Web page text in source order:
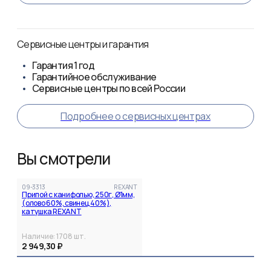
Сервисные центры и гарантия
Гарантия1 год
Гарантийное обслуживание
Сервисные центры по всей России
Подробнее о сервисных центрах
Вы смотрели
09-3313 REXANT
Припой с канифолью, 250г, Ø1мм,
(олово 60%, свинец 40%),
катушка REXANT
Наличие:1708 шт.
2 949,30 ₽